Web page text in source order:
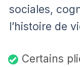
sociales,
l’histoire de
Certains